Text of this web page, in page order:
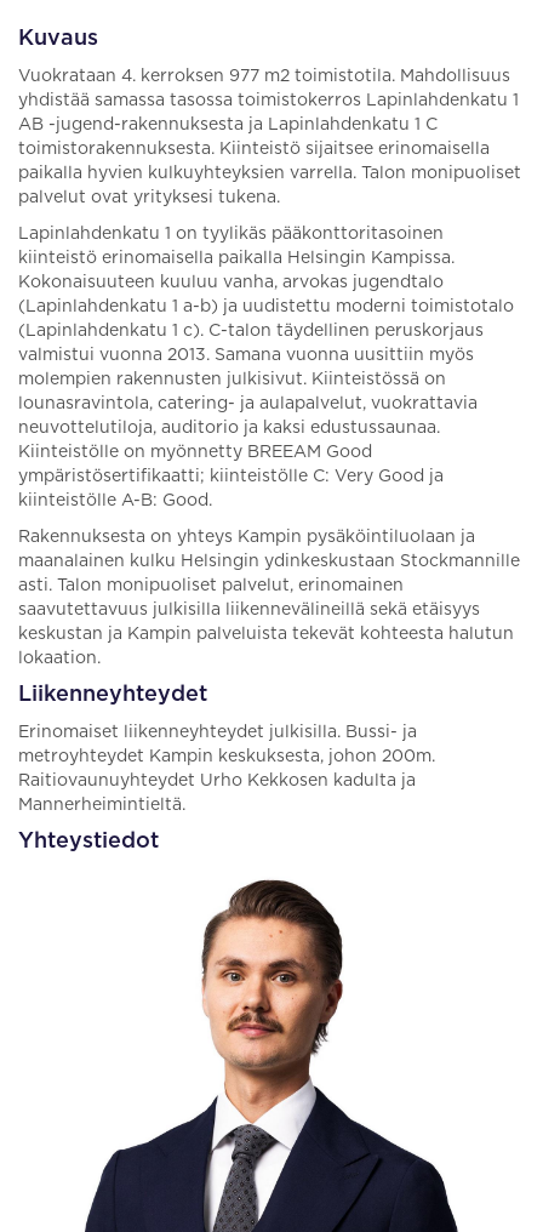
Kuvaus
Vuokrataan 4. kerroksen 977 m2 toimistotila. Mahdollisuus
yhdistää samassa tasossa toimistokerros Lapinlahdenkatu 1
AB -jugend-rakennuksesta ja Lapinlahdenkatu 1 C
toimistorakennuksesta. Kiinteistö sijaitsee erinomaisella
paikalla hyvien kulkuyhteyksien varrella. Talon monipuoliset
palvelut ovat yrityksesi tukena.
Lapinlahdenkatu 1 on tyylikäs pääkonttoritasoinen
kiinteistö erinomaisella paikalla Helsingin Kampissa.
Kokonaisuuteen kuuluu vanha, arvokas jugendtalo
(Lapinlahdenkatu 1 a-b) ja uudistettu moderni toimistotalo
(Lapinlahdenkatu 1 c). C-talon täydellinen peruskorjaus
valmistui vuonna 2013. Samana vuonna uusittiin myös
molempien rakennusten julkisivut. Kiinteistössä on
lounasravintola, catering- ja aulapalvelut, vuokrattavia
neuvottelutiloja, auditorio ja kaksi edustussaunaa.
Kiinteistölle on myönnetty BREEAM Good
ympäristösertifikaatti; kiinteistölle C: Very Good ja
kiinteistölle A-B: Good.
Rakennuksesta on yhteys Kampin pysäköintiluolaan ja
maanalainen kulku Helsingin ydinkeskustaan Stockmannille
asti. Talon monipuoliset palvelut, erinomainen
saavutettavuus julkisilla liikennevälineillä sekä etäisyys
keskustan ja Kampin palveluista tekevät kohteesta halutun
lokaation.
Liikenneyhteydet
Erinomaiset liikenneyhteydet julkisilla. Bussi- ja
metroyhteydet Kampin keskuksesta, johon 200m.
Raitiovaunuyhteydet Urho Kekkosen kadulta ja
Mannerheimintieltä.
Yhteystiedot